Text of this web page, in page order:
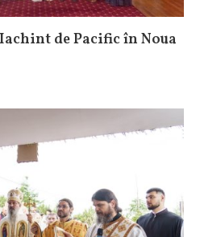
de Pacific în Noua